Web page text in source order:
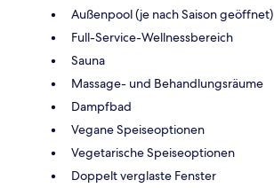
Außenpool (je nach Saison geöffnet)
Full-Service-Wellnessbereich
Sauna
Massage- und Behandlungsräume
Dampfbad
Vegane Speiseoptionen
Vegetarische Speiseoptionen
Doppelt verglaste Fenster